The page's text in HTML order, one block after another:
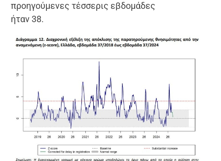
προηγούμενες τέσσερις εβδομάδες
ήταν 38.